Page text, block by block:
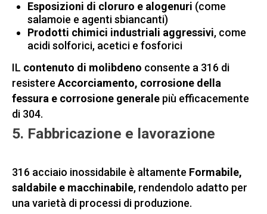
Esposizioni di cloruro e alogenuri (come
salamoie e agenti sbiancanti)
Prodotti chimici industriali aggressivi, come
acidi solforici, acetici e fosforici
IL contenuto di molibdeno consente a 316 di
resistere Accorciamento, corrosione della
fessura e corrosione generale più efficacemente
di 304.
5. Fabbricazione e lavorazione
316 acciaio inossidabile è altamente Formabile,
saldabile e macchinabile, rendendolo adatto per
una varietà di processi di produzione.